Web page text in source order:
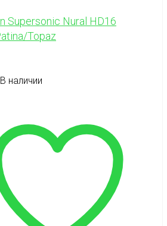
Supersonic Nural HD16
Topaz
В наличии